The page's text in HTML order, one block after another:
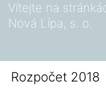
Vítejte na
Nová Lípa, s. o.
Rozpočet 2018